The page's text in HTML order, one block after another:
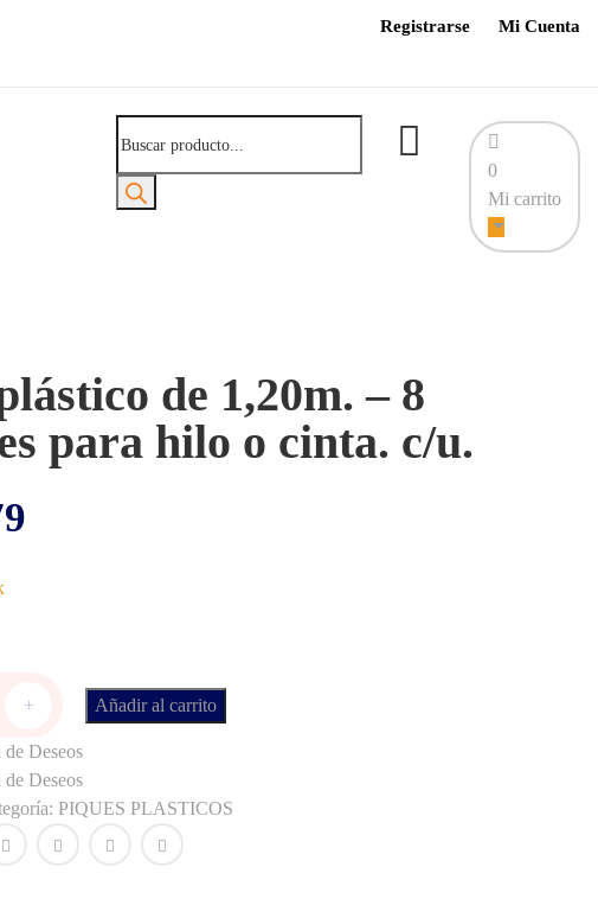
Registrarse Mi Cuenta
0
Mi carrito
de
productos
de 1,20m. – 8
para hilo o cinta. c/u.
+ Añadir al carrito
Deseos
Deseos
PIQUES PLASTICOS